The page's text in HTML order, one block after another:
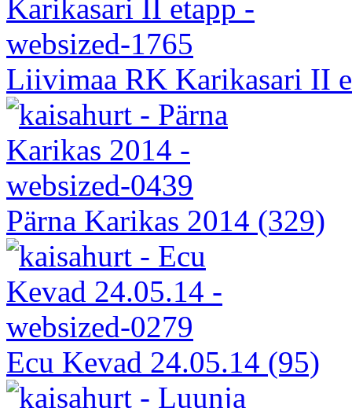
Liivimaa RK Karikasari II
Pärna Karikas 2014 (329)
Ecu Kevad 24.05.14 (95)